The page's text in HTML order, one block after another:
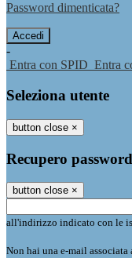
Password dimenticata?
-
Entra con SPID Entra
Seleziona utente
button close ×
Recupero password
button close ×
all'indirizzo indicato con le
Non hai una e-mail